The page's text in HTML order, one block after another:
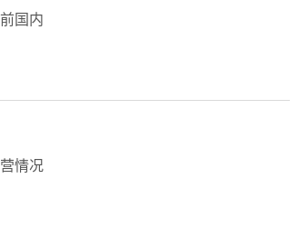
国内
情况